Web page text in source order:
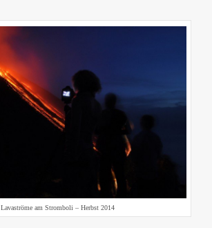
Lavaströme am Stromboli – Herbst 2014